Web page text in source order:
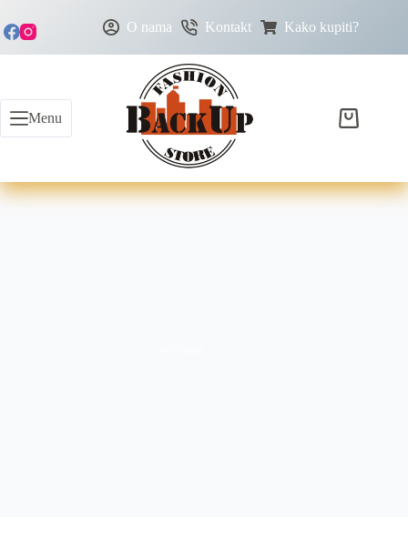
O nama Kontakt Kako kupiti?
Menu